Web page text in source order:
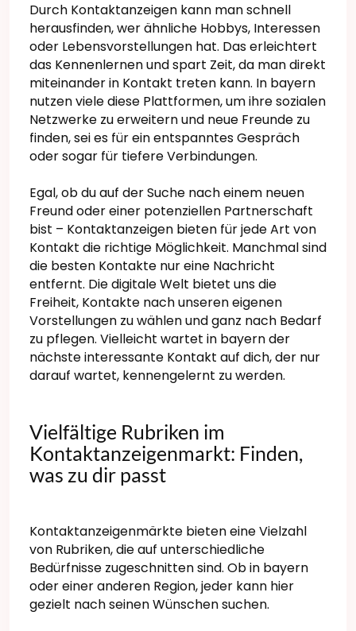
Durch Kontaktanzeigen kann man schnell
herausfinden, wer ähnliche Hobbys, Interessen
oder Lebensvorstellungen hat. Das erleichtert
das Kennenlernen und spart Zeit, da man direkt
miteinander in Kontakt treten kann. In bayern
nutzen viele diese Plattformen, um ihre sozialen
Netzwerke zu erweitern und neue Freunde zu
finden, sei es für ein entspanntes Gespräch
oder sogar für tiefere Verbindungen.
Egal, ob du auf der Suche nach einem neuen
Freund oder einer potenziellen Partnerschaft
bist – Kontaktanzeigen bieten für jede Art von
Kontakt die richtige Möglichkeit. Manchmal sind
die besten Kontakte nur eine Nachricht
entfernt. Die digitale Welt bietet uns die
Freiheit, Kontakte nach unseren eigenen
Vorstellungen zu wählen und ganz nach Bedarf
zu pflegen. Vielleicht wartet in bayern der
nächste interessante Kontakt auf dich, der nur
darauf wartet, kennengelernt zu werden.
Vielfältige Rubriken im
Kontaktanzeigenmarkt: Finden,
was zu dir passt
Kontaktanzeigenmärkte bieten eine Vielzahl
von Rubriken, die auf unterschiedliche
Bedürfnisse zugeschnitten sind. Ob in bayern
oder einer anderen Region, jeder kann hier
gezielt nach seinen Wünschen suchen.